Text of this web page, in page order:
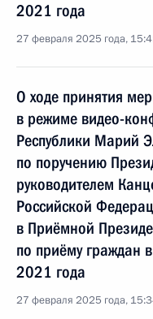
2021 года
27 февраля 2025 года,
О ходе принятия
в режиме видео-
Республики Марий
по поручению
руководителем
Российской
в Приёмной
по приёму граждан
2021 года
27 февраля 2025 года,